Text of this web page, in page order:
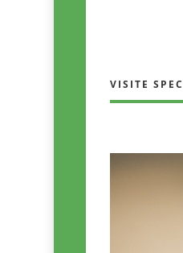
VISITE